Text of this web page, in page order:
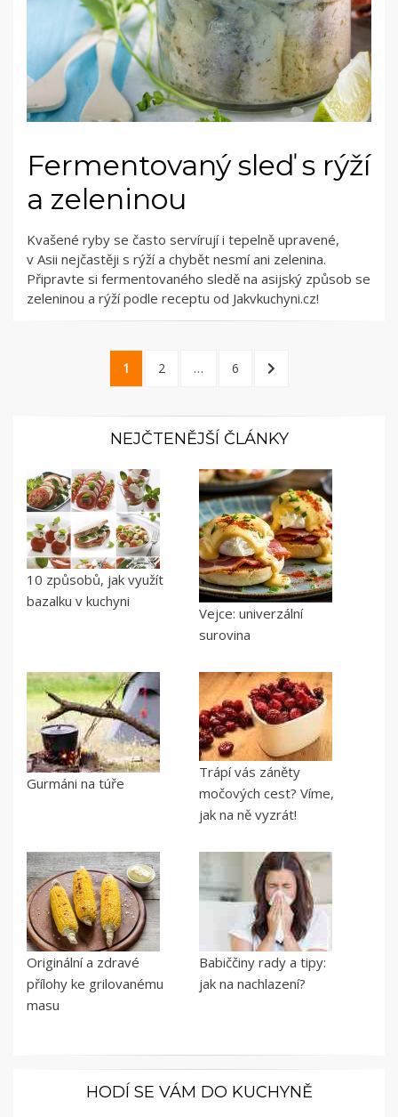
Fermentovaný sleď s rýží
a zeleninou
Kvašené ryby se často servírují i tepelně upravené,
v Asii nejčastěji s rýží a chybět nesmí ani zelenina.
Připravte si fermentovaného sledě na asijský způsob se
zeleninou a rýží podle receptu od Jakvkuchyni.cz!
Stránkování
příspěvků
PAGE
1 PAGE
2 … PAGE
6
NEXT
NEJČTENĚJŠÍ ČLÁNKY
10 způsobů, jak využít
bazalku v kuchyni
Vejce: univerzální
surovina
Gurmáni na túře
Trápí vás záněty
močových cest? Víme,
jak na ně vyzrát!
Originální a zdravé
přílohy ke grilovanému
masu
Babiččiny rady a tipy:
jak na nachlazení?
HODÍ SE VÁM DO KUCHYNĚ